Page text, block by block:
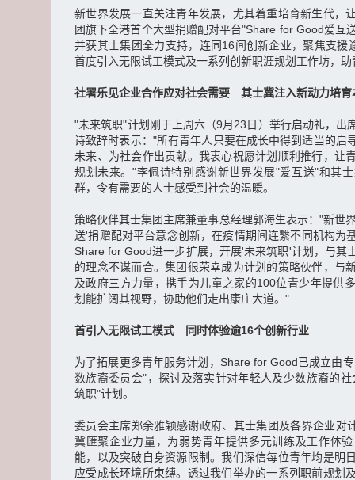
新世界发展一直关注青年发展，尤其着重培育新生代，
团旗下全港首个大型捐赠配对平台"Share for Good爱互
并获其士集团全力支持，连同16间创新企业，聚焦支援
首度引入无限试工模式及一系列创新职涯规划工作坊，
社署乐见企业合作应对社会需要 其士冀注入新动力培育
"未来筑职"计划刚于上周六（9月23日）举行启动礼，出
诗致辞时表示："所有青年人只要在成长中得到适当的启
未来、为社会作出贡献。我衷心祝愿计划顺利推行，让
规划未来。"李佩诗特别感谢新世界发展"爱互送"和其
群，令有需要的人士感受到社会的温暖。
策略伙伴其士集团主席兼董事总经理郭海生表示："新世
送'捐赠配对平台意念创新，在疫情期间连繫不同机构为
Share for Good进一步扩展，开展'未来筑职'计划，与其
的理念不谋而合。集团很荣幸成为计划的策略伙伴，与
及政府三方力量，携手为儿童之家的100位青少年提供
划能扩阔其视野，协助他们走出康庄大道。"
首引入无限试工模式 同时体验逾16个创新行业
为了拓展更多青年服务计划，Share for Good已成立由
数族裔委员会"，探讨及落实针对年轻人及少数族裔的
筑职"计划。
委员会主席郑余雅颖感谢政府、其士集团及各界企业对
冀匯聚企业力量，为弱势青年提供多元训练及工作体
能，以及突破自身资源限制。我们深信每位青年均是明
应受成长环境所束缚。透过我们举办的一系列职前规划